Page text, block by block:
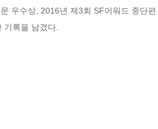
우수상, 2016년 제3회 SF어워드 중단
기록을 남겼다.